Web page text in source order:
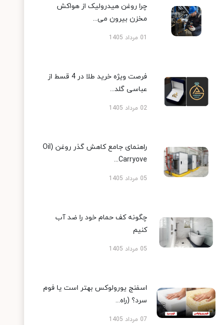
چرا روغن هیدرولیک از هواکش
مخزن بیرون می...
01 مرداد 1405
فرصت ویژه خرید طلا در 4 قسط از
عباسی گلد...
02 مرداد 1405
راهنمای جامع کاهش گذر روغن (Oil
Carryove...
05 مرداد 1405
چگونه کف حمام خود را ضد آب
کنیم
05 مرداد 1405
اسفنج یورولوکس بهتر است یا فوم
سرد؟ (راه...
07 مرداد 1405